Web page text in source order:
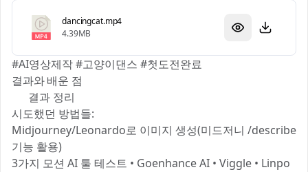
dancingcat.mp4
4.39MB
#AI영상제작 #고양이댄스 #첫도전완료
결과와 배운 점
💡 결과 정리
시도했던 방법들:
Midjourney/Leonardo로 이미지 생성(미드저니 /describe
기능 활용)
3가지 모션 AI 툴 테스트 • Goenhance AI • Viggle • Linpo